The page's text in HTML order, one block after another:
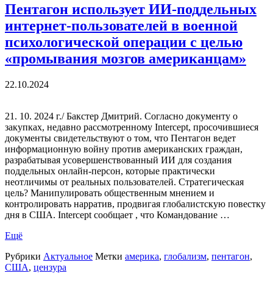
Пентагон использует ИИ-поддельных
интернет-пользователей в военной
психологической операции с целью
«промывания мозгов американцам»
22.10.2024
21. 10. 2024 г./ Бакстер Дмитрий. Согласно документу о
закупках, недавно рассмотренному Intercept, просочившиеся
документы свидетельствуют о том, что Пентагон ведет
информационную войну против американских граждан,
разрабатывая усовершенствованный ИИ для создания
поддельных онлайн-персон, которые практически
неотличимы от реальных пользователей. Стратегическая
цель? Манипулировать общественным мнением и
контролировать нарратив, продвигая глобалистскую повестку
дня в США. Intercept сообщает , что Командование …
Ещё
Рубрики Актуальное Метки америка, глобализм, пентагон,
США, цензура